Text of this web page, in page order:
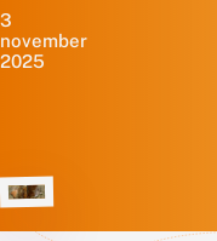
3
november
2025